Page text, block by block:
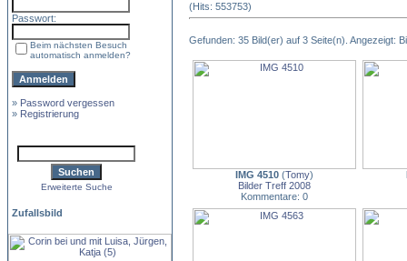
Passwort:
Beim nächsten Besuch
automatisch anmelden?
» Password vergessen
» Registrierung
Erweiterte Suche
Zufallsbild
(Hits: 553753)
Gefunden: 35 Bild(er) auf 3 Seite(n). Angezeigt:
IMG 4510 (Tomy)
Bilder Treff 2008
Kommentare: 0